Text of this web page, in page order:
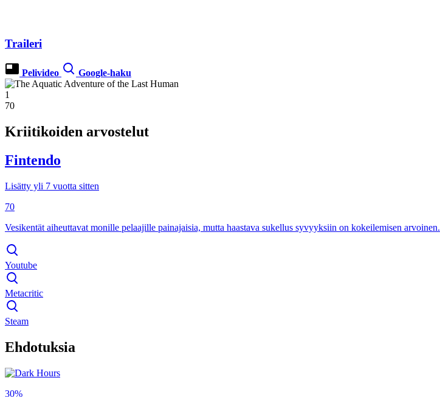
Traileri
Pelivideo Google-haku
1
70
Kriitikoiden arvostelut
Fintendo
Lisätty yli 7 vuotta sitten
70
Vesikentät aiheuttavat monille pelaajille painajaisia, mutta haastava sukellus syvyyksiin on kokeilemisen arvoinen.
Youtube
Metacritic
Steam
Ehdotuksia
30%